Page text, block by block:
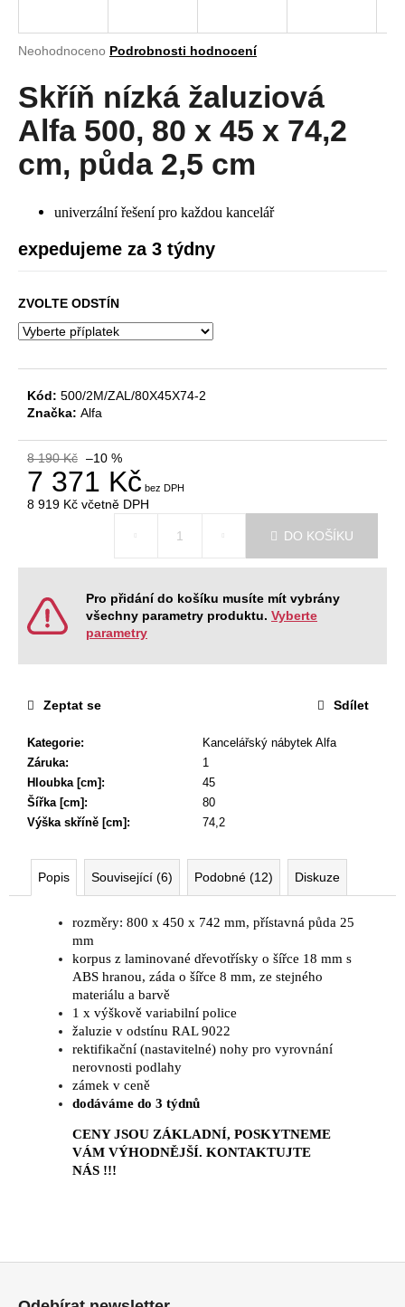
Průměrné
produktu
je
0,0
z
hvězdiček.
Neohodnoceno Podrobnosti hodnocení
Skříň nízká žaluziová
Alfa 500, 80 x 45 x 74,2
cm, půda 2,5 cm
univerzální řešení pro každou kancelář
expedujeme za 3 týdny
ZVOLTE ODSTÍN
Kód: 500/2M/ZAL/80X45X74-2
Značka: Alfa
8 190 Kč –10 %
7 371 Kč
8 919 Kč včetně DPH
DO KOŠÍKU
Pro přidání do košíku musíte mít vybrány
všechny parametry produktu. Vyberte
parametry
Kategorie:
Kancelářský nábytek Alfa
Záruka:
1
Hloubka [cm] :
45
Šířka [cm] :
80
Výška skříně [cm] : 74,2
Zeptat se Sdílet
Popis Související (6) Podobné (12) Diskuze
rozměry: 800 x 450 x 742 mm, přístavná půda 25
mm
korpus z laminované dřevotřísky o šířce 18 mm s
ABS hranou, záda o šířce 8 mm, ze stejného
materiálu a barvě
1 x výškově variabilní police
žaluzie v odstínu RAL 9022
rektifikační (nastavitelné) nohy pro vyrovnání
nerovnosti podlahy
zámek v ceně
dodáváme do 3 týdnů
CENY JSOU ZÁKLADNÍ, POSKYTNEME
VÁM VÝHODNĚJŠÍ. KONTAKTUJTE
NÁS !!!
j
t
?
HLEDAT
o
p
r
u
m
e
220
X
120
76,2
Kč
Původně:
11
468
Kč